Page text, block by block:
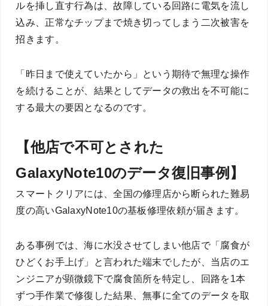
ルを挿し直す行為は、故障している回路に電気を流し
込み、正常なチップまで焼き切ってしまう二次被害を
招きます。
「昨日まで使えていたから」という期待で無理な操作
を続けることが、結果としてデータの救出を不可能に
する最大の要因となるのです。
【他店で不可とされた
GalaxyNote10のデータ復旧事例】
スマートクリアには、全国の修理店から断られた難易
度の高いGalaxyNote10の基板修理依頼が届きます。
ある事例では、海に水没させてしまい他店で「腐食が
ひどくお手上げ」と言われた端末でしたが、当店のエ
ンジニアが顕微鏡下で腐食箇所を特定し、回路を1本
ずつ手作業で修復した結果、無事に全てのデータを取